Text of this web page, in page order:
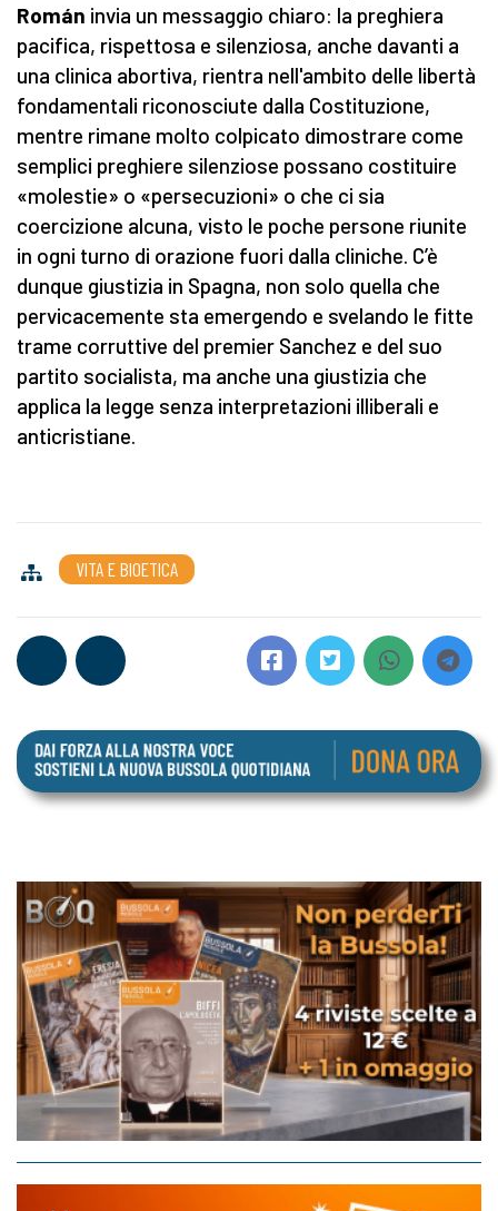
Román invia un messaggio chiaro: la preghiera
pacifica, rispettosa e silenziosa, anche davanti a
una clinica abortiva, rientra nell'ambito delle libertà
fondamentali riconosciute dalla Costituzione,
mentre rimane molto colpicato dimostrare come
semplici preghiere silenziose possano costituire
«molestie» o «persecuzioni» o che ci sia
coercizione alcuna, visto le poche persone riunite
in ogni turno di orazione fuori dalla cliniche. C’è
dunque giustizia in Spagna, non solo quella che
pervicacemente sta emergendo e svelando le fitte
trame corruttive del premier Sanchez e del suo
partito socialista, ma anche una giustizia che
applica la legge senza interpretazioni illiberali e
anticristiane.
VITA E BIOETICA